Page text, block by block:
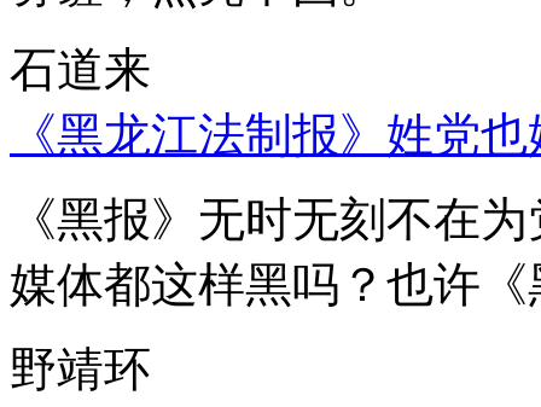
石道来
《黑龙江法制报》姓党
《黑报》无时无刻不在
媒体都这样黑吗？也许
野靖环